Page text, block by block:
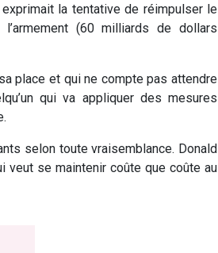
la tentative de réimpulser le
(60 milliards de dollars
place et qui ne compte pas attendre
qui va appliquer des mesures
selon toute vraisemblance. Donald
veut se maintenir coûte que coûte au